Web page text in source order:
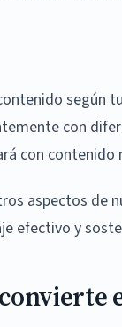
según
con
con contenido
aspectos de
efectivo y